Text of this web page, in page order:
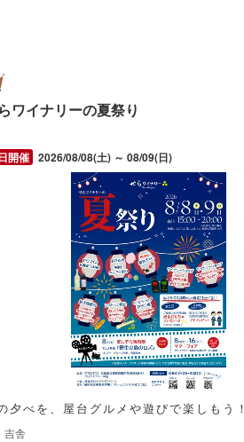
ワイナリーの夏祭り
2026/08/08(土) ～ 08/09(日)
夕べを、屋台グルメや遊びで楽しもう！
吉舎